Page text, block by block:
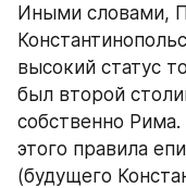
Иными словами,
высокий статус
был второй
собственно
этого правила
(будущего